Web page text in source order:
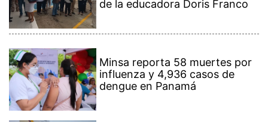
influenza y 4,936 casos de
dengue en Panamá